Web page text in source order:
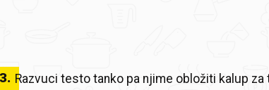
3. Razvuci testo tanko pa njime obložiti kalup za